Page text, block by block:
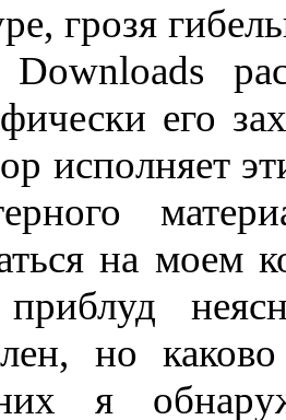
грозя
Downloads
его
исполняет
на моем
но
я